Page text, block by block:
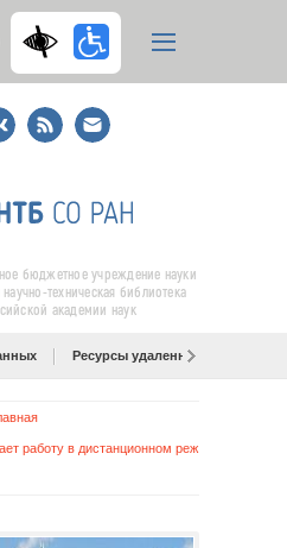
RSS
E-
mail
подписка
бюджетное учреждение науки
техническая библиотека
академии наук
Ресурсы удаленного доступа